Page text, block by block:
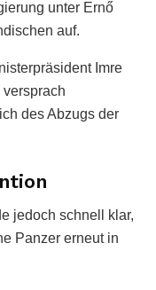
unter Ernő
auf.
Imre
des Abzugs der
jedoch schnell klar,
Panzer erneut in